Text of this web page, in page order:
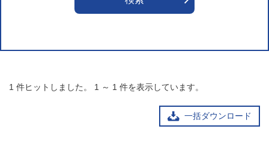
1 件ヒットしました。 1 ～ 1 件を表示しています。
一括ダウンロード